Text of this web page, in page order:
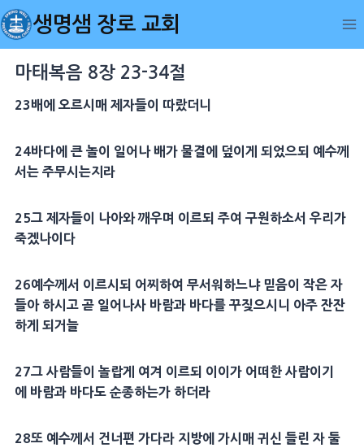
Skip
to
content
생명샘 장로 교회
마태복음 8장 23-34절
23배에 오르시매 제자들이 따랐더니
24바다에 큰 놀이 일어나 배가 물결에 덮이게 되었으되 예수께
서는 주무시는지라
25그 제자들이 나아와 깨우며 이르되 주여 구원 하소서 우리가
죽겠나이다
26예수께서 이르시되 어찌하여 무서워하느냐 믿음이 작은 자
들아 하시고 곧 일어나사 바람과 바다를 꾸짖으시니 아주 잔잔
하게 되거늘
27그 사람들이 놀랍게 여겨 이르되 이이가 어떠한 사람이기
에 바람과 바다도 순종하는가 하더라
28또 예수께서 건너편 가다라지방에 가시매 귀신 들린 자 둘